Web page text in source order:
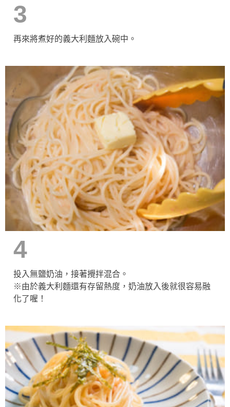
3
再來將煮好的義大利麵放入碗中。
4
投入無鹽奶油，接著攪拌混合。
※由於義大利麵還有存留熱度，奶油放入後就很容易融
化了喔！